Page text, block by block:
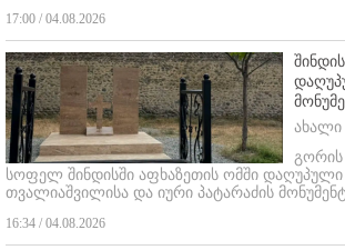
17:00 / 04.08.2026
ახალი
გორის
სოფელ შინდისში აფხაზეთის ომში დაღუპული
თვალიაშვილისა და იური პატარაძის
16:34 / 04.08.2026